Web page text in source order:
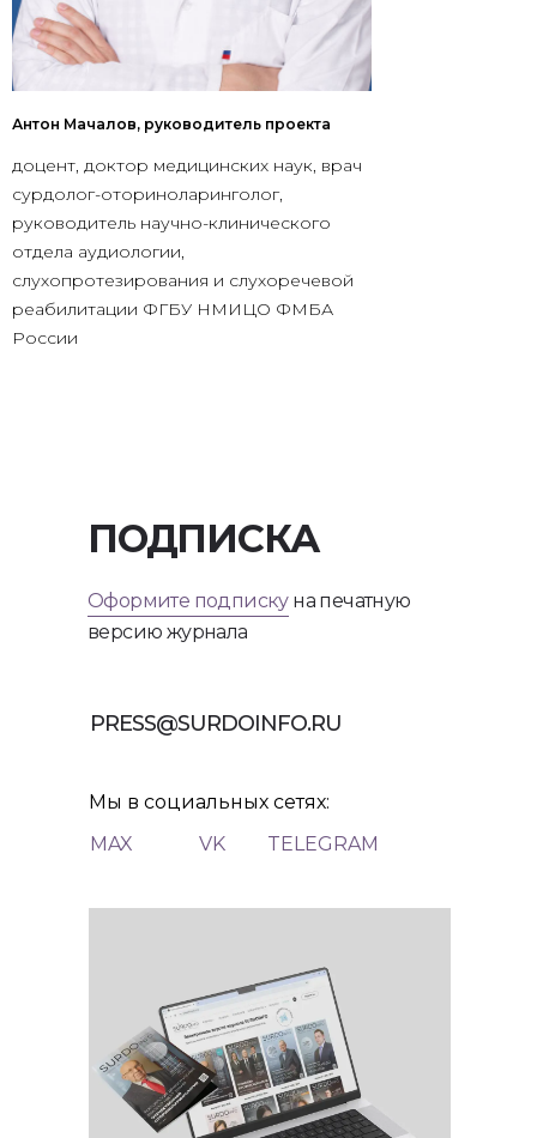
Антон Мачалов, руководитель проекта
доцент, доктор медицинских наук, врач
сурдолог-оториноларинголог,
руководитель научно-клинического
отдела аудиологии,
слухопротезирования и слухоречевой
реабилитации ФГБУ НМИЦО ФМБА
России
Оформите подпискуна печатную
версию журнала
ПОДПИСКА
PRESS@SURDOINFO.RU
TELEGRAM
VK
MAX
Мы в социальных сетях: